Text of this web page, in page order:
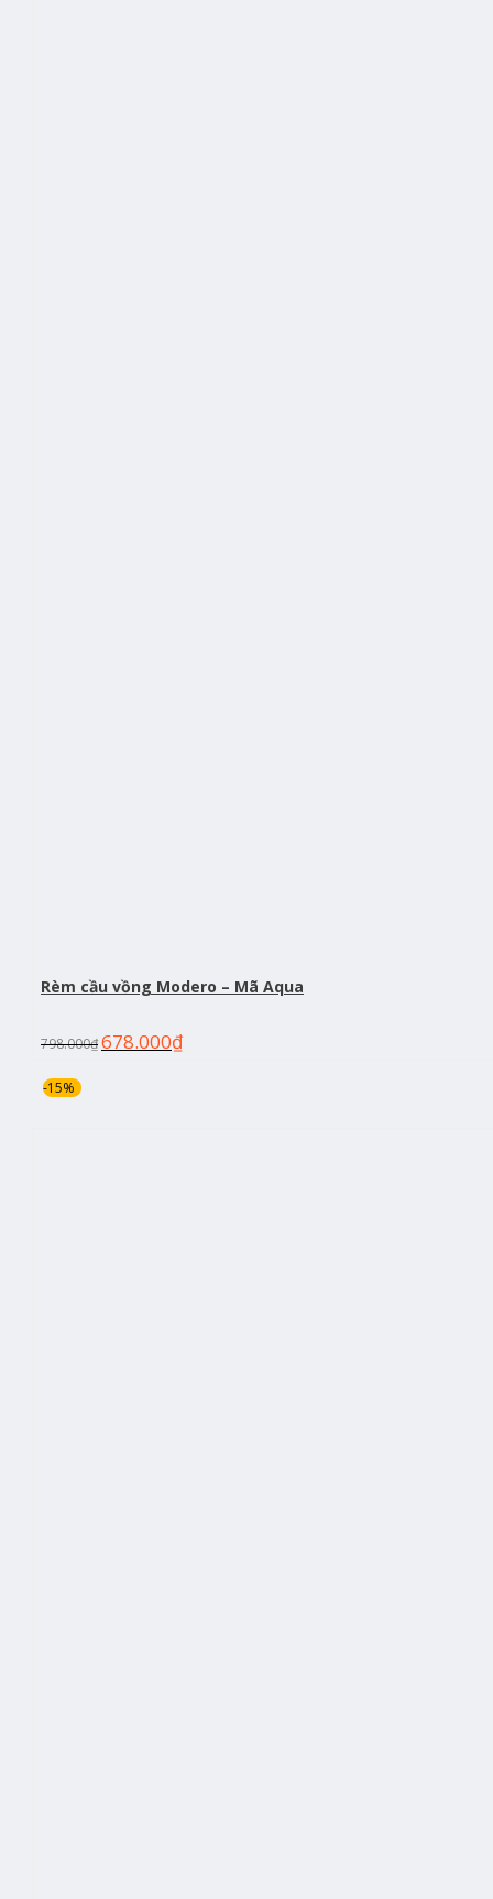
Rèm cầu vồng Modero – Mã Aqua
798.000₫678.000₫
-15%